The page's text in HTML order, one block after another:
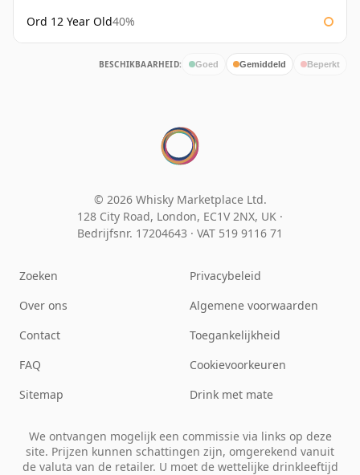
Ord 12 Year Old40%
BESCHIKBAARHEID: Goed Gemiddeld Beperkt
© 2026 Whisky Marketplace Ltd.
128 City Road, London, EC1V 2NX, UK ·
Bedrijfsnr. 17204643 · VAT 519 9116 71
Zoeken
Over ons
Contact
FAQ
Sitemap
Privacybeleid
Algemene voorwaarden
Toegankelijkheid
Cookievoorkeuren
Drink met mate
We ontvangen mogelijk een commissie via links op deze
site. Prijzen kunnen schattingen zijn, omgerekend vanuit
de valuta van de retailer. U moet de wettelijke drinkleeftijd